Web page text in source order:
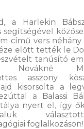
a Harlekin
segítségével
című vers néhány
előtt tették le
tanúsító
Novákné
asszony
kisorsolta a
a Balassi
nyert el, így
foglalkozáson!